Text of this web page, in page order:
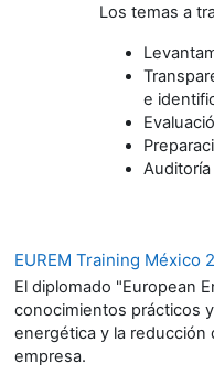
Los temas a
e
Auditoría
EUREM Training México
El diplomado "European
conocimientos prácticos
energética y la reducción
empresa.